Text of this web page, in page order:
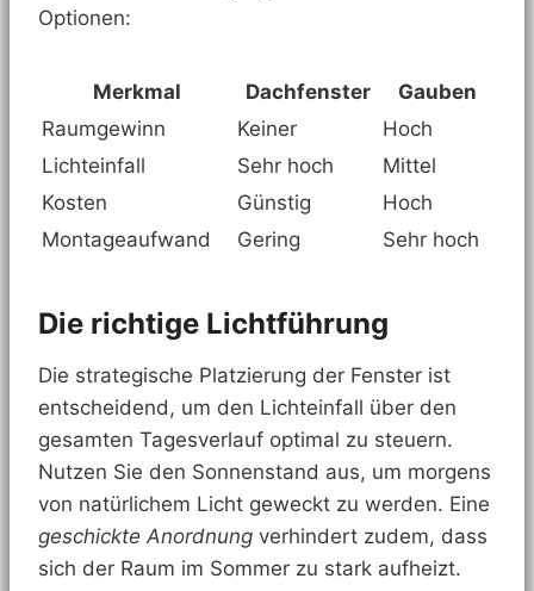
Optionen:
Merkmal Dachfenster
Gauben
Raumgewinn
Keiner
Hoch
Lichteinfall
Sehr hoch
Mittel
Kosten
Günstig
Hoch
Montageaufwand
Gering Sehr hoch
Die richtige Lichtführung
Die strategische Platzierung der Fenster ist
entscheidend, um den Lichteinfall über den
gesamten Tagesverlauf optimal zu steuern.
Nutzen Sie den Sonnenstand aus, um morgens
von natürlichem Licht geweckt zu werden. Eine
geschickte Anordnung verhindert zudem, dass
sich der Raum im Sommer zu stark aufheizt.